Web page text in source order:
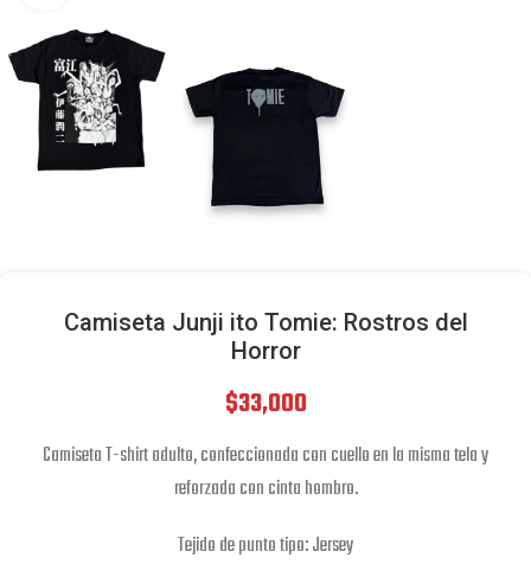
Camiseta Junji ito Tomie: Rostros del
Horror
$33,000
Camiseta T-shirt adulto, confeccionada con cuello en la misma tela y
reforzada con cinta hombro.
Tejido de punto tipo: Jersey